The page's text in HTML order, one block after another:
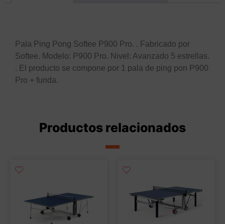
Pala Ping Pong Softee P900 Pro. . Fabricado por
Softee. Modelo: P900 Pro. Nivel: Avanzado 5 estrellas.
. El producto se compone por 1 pala de ping pon P900
Pro + funda.
Productos relacionados